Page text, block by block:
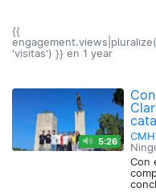
{{
'visitas') }} en 1 year
5:26
Con